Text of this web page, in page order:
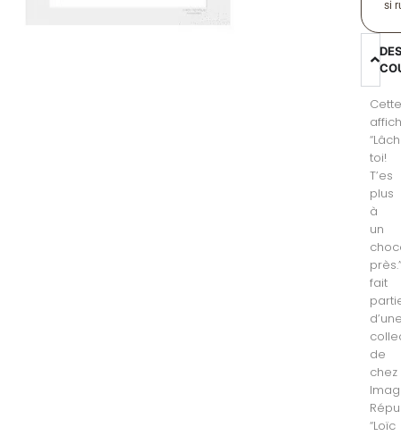
si
toi!
T’es
plus
à
un
fait
de
chez
“Loïc